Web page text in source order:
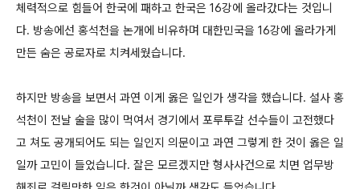
체력적으로 힘들어 한국에 패하고 한국은 16강에 올라갔다는 것입니
다. 방송에선 홍석천을 논개에 비유하며 대한민국을 16강에 올라가게
만든 숨은 공로자로 치켜세웠습니다.
하지만 방송을 보면서 과연 이게 옳은 일인가 생각을 했습니다. 설사 홍
석천이 전날 술을 많이 먹여서 경기에서 포루투갈 선수들이 고전했다
고 쳐도 공개되어도 되는 일인지 의문이고 과연 그렇게 한 것이 옳은 일
일까 고민이 들었습니다. 잘은 모르겠지만 형사사건으로 치면 업무방